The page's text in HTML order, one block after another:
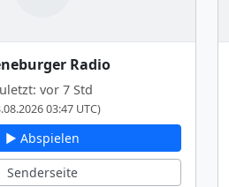
Radio
vor 7 Std
03:47 UTC)
▶ Abspielen
Senderseite